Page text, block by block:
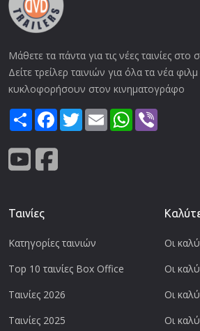
Μάθετε τα πάντα για τις νέες ταινίες στο
Δείτε τρείλερ ταινιών για όλα τα νέα
κυκλοφορήσουν στον κινηματογράφο
ShareFacebook
TwitterEmail WhatsApp
Ταινίες
Κατηγορίες ταινιών
Top 10 ταινίες Box Office
Ταινίες 2026
Ταινίες 2025
Οι
Οι
Οι
Οι